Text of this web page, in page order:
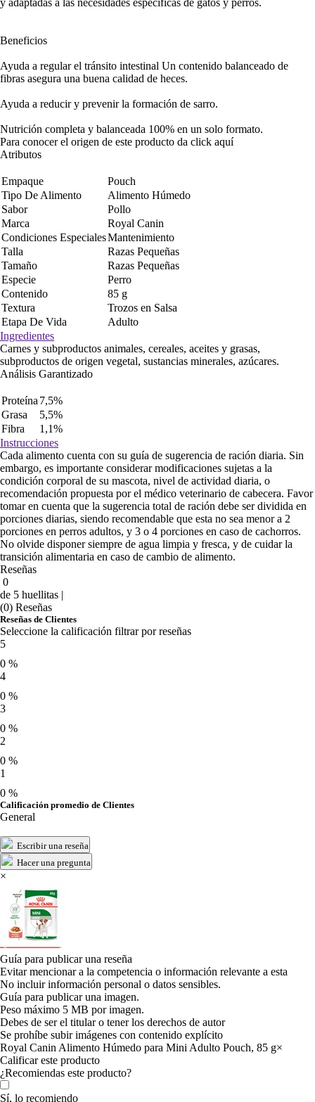
y adaptadas a las necesidades específicas de gatos y perros.
Beneficios
Ayuda a regular el tránsito intestinal Un contenido balanceado de
fibras asegura una buena calidad de heces.
Ayuda a reducir y prevenir la formación de sarro.
Nutrición completa y balanceada 100% en un solo formato.
Para conocer el origen de este producto da click aquí
Atributos
Empaque
Pouch
Tipo De Alimento
Alimento Húmedo
Sabor
Pollo
Marca
Royal Canin
Condiciones EspecialesMantenimiento
Talla
Razas Pequeñas
Tamaño
Razas Pequeñas
Especie
Perro
Contenido
85 g
Textura
Trozos en Salsa
Etapa De Vida
Adulto
Ingredientes
Carnes y subproductos animales, cereales, aceites y grasas,
subproductos de origen vegetal, sustancias minerales, azúcares.
Análisis Garantizado
Proteína 7,5%
Grasa
5,5%
Fibra
1,1%
Instrucciones
Cada alimento cuenta con su guía de sugerencia de ración diaria. Sin
embargo, es importante considerar modificaciones sujetas a la
condición corporal de su mascota, nivel de actividad diaria, o
recomendación propuesta por el médico veterinario de cabecera. Favor
tomar en cuenta que la sugerencia total de ración debe ser dividida en
porciones diarias, siendo recomendable que esta no sea menor a 2
porciones en perros adultos, y 3 o 4 porciones en caso de cachorros.
No olvide disponer siempre de agua limpia y fresca, y de cuidar la
transición alimentaria en caso de cambio de alimento.
Reseñas
0
de 5 huellitas |
(0) Reseñas
Reseñas de Clientes
Seleccione la calificación filtrar por reseñas
5
0 %
4
0 %
3
0 %
2
0 %
1
0 %
Calificación promedio de Clientes
General
Escribir una reseña
Hacer una pregunta
×
Guía para publicar una reseña
Evitar mencionar a la competencia o información relevante a esta
No incluir información personal o datos sensibles.
Guía para publicar una imagen.
Peso máximo 5 MB por imagen.
Debes de ser el titular o tener los derechos de autor
Se prohíbe subir imágenes con contenido explícito
Royal Canin Alimento Húmedo para Mini Adulto Pouch, 85 g×
Calificar este producto
Tu valoración
¿Recomiendas este producto?
Sí, lo recomiendo